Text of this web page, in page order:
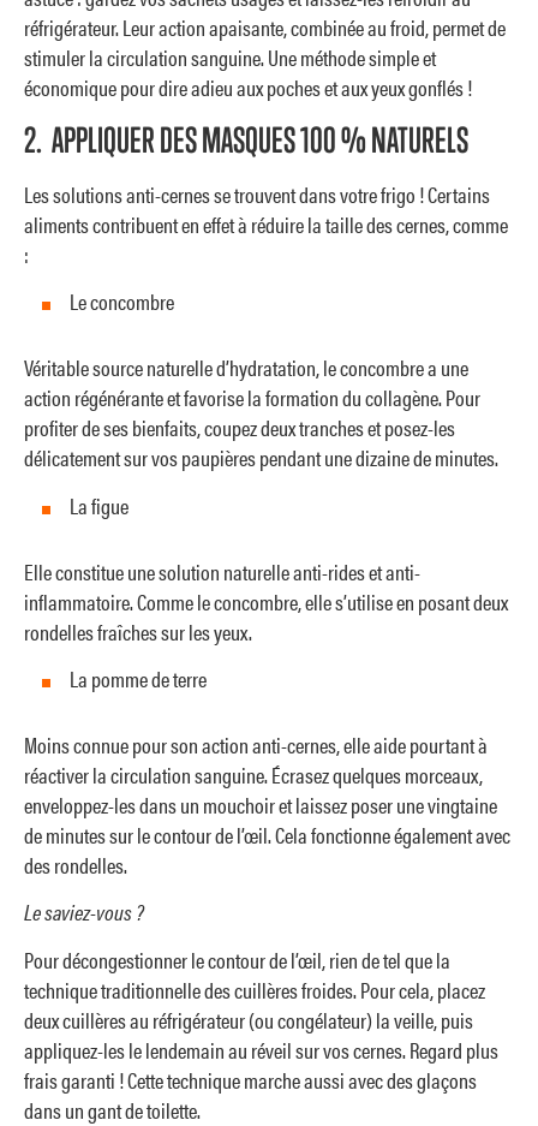
réfrigérateur. Leur action apaisante, combinée au froid, permet de
stimuler la circulation sanguine. Une méthode simple et
économique pour dire adieu aux poches et aux yeux gonflés !
2. APPLIQUER DES MASQUES 100 % NATURELS
Les solutions anti-cernes se trouvent dans votre frigo ! Certains
aliments contribuent en effet à réduire la taille des cernes, comme
:
Le concombre
Véritable source naturelle d’hydratation, le concombre a une
action régénérante et favorise la formation du collagène. Pour
profiter de ses bienfaits, coupez deux tranches et posez-les
délicatement sur vos paupières pendant une dizaine de minutes.
La figue
Elle constitue une solution naturelle anti-rides et anti-
inflammatoire. Comme le concombre, elle s’utilise en posant deux
rondelles fraîches sur les yeux.
La pomme de terre
Moins connue pour son action anti-cernes, elle aide pourtant à
réactiver la circulation sanguine. Écrasez quelques morceaux,
enveloppez-les dans un mouchoir et laissez poser une vingtaine
de minutes sur le contour de l’œil. Cela fonctionne également avec
des rondelles.
Le saviez-vous ?
Pour décongestionner le contour de l’œil, rien de tel que la
technique traditionnelle des cuillères froides. Pour cela, placez
deux cuillères au réfrigérateur (ou congélateur) la veille, puis
appliquez-les le lendemain au réveil sur vos cernes. Regard plus
frais garanti ! Cette technique marche aussi avec des glaçons
dans un gant de toilette.